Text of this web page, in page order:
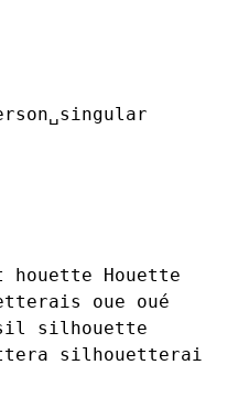
houette Houette
oue oué
silhouette
silhouetterai